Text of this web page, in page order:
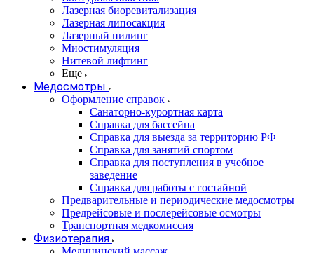
Лазерная биоревитализация
Лазерная липосакция
Лазерный пилинг
Миостимуляция
Нитевой лифтинг
Еще
Медосмотры
Оформление справок
Санаторно-курортная карта
Справка для бассейна
Справка для выезда за территорию РФ
Справка для занятий спортом
Справка для поступления в учебное
заведение
Справка для работы с гостайной
Предварительные и периодические медосмотры
Предрейсовые и послерейсовые осмотры
Транспортная медкомиссия
Физиотерапия